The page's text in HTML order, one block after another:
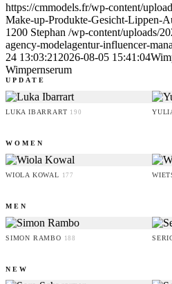
https://cmmodels.fr/wp-content/
Make-up-Produkte-Gesicht-Lippen-
1200 Stephan /wp-content/uploads/
agency-modelagentur-influencer-
24 13:03:21 2026-08-05 15:41:04
Wimpernserum
UPDATE
LUKA IBARRART 190
WOMEN
WIOLA KOWAL 177
MEN
SIMON RAMBO 188
NEW